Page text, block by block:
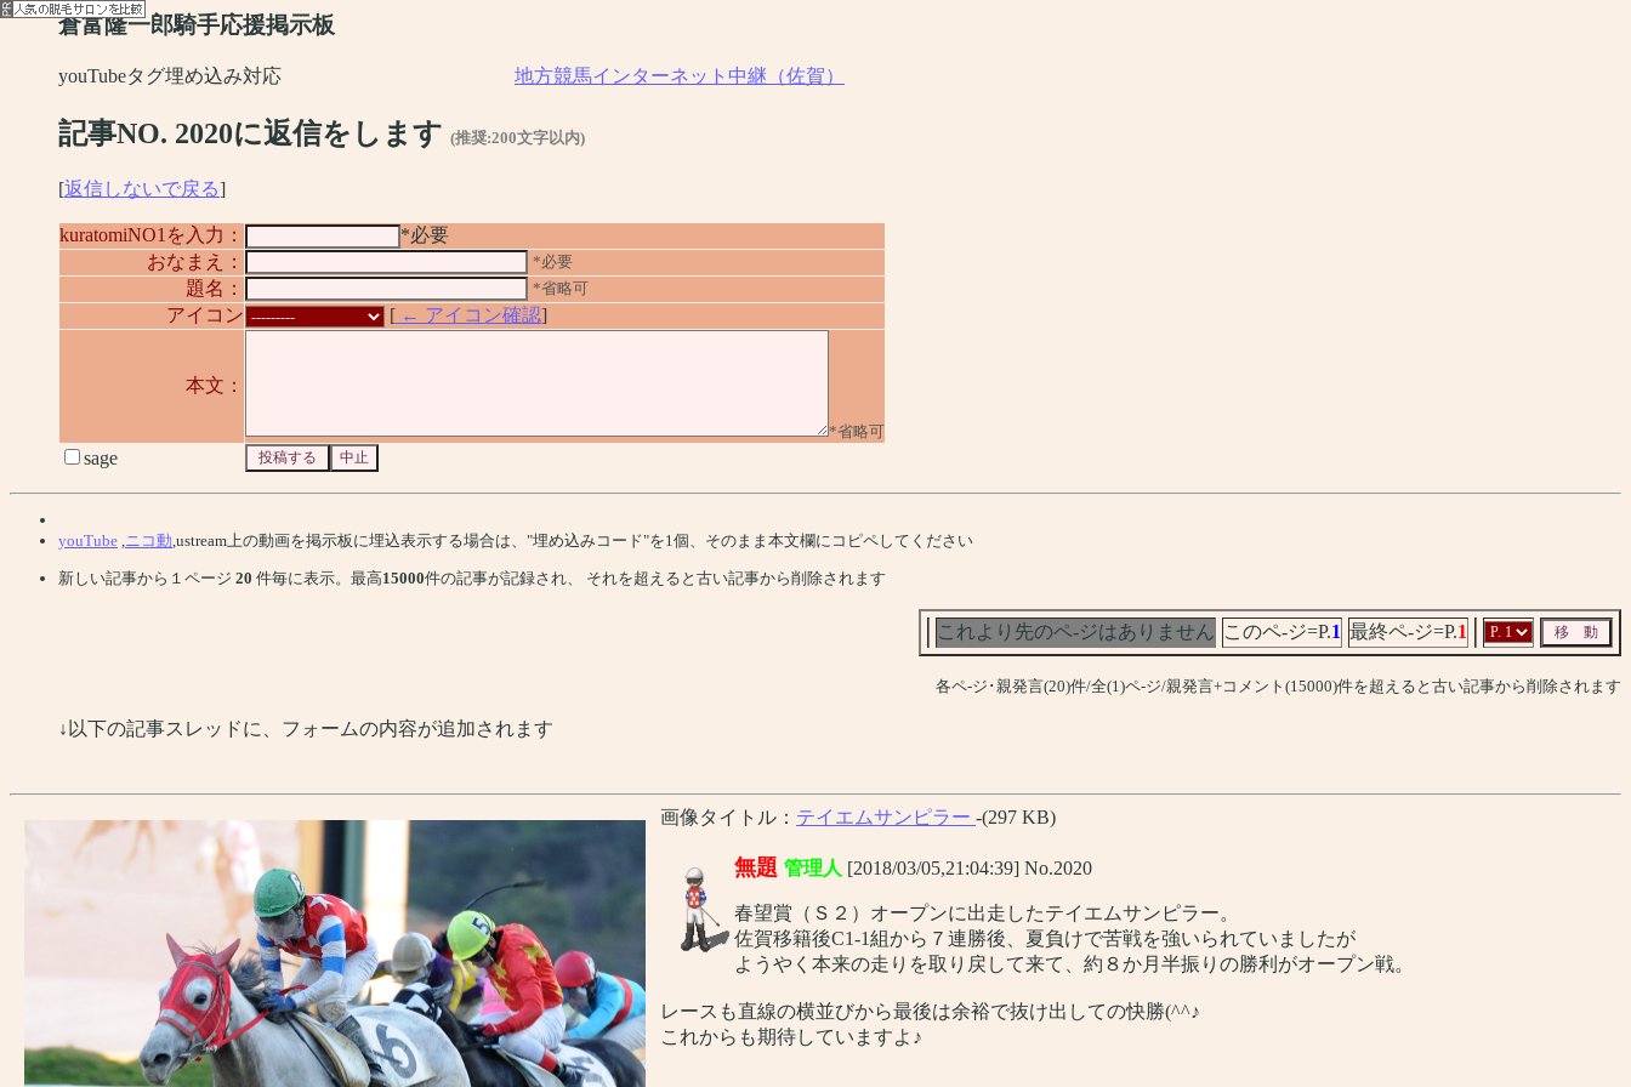
倉富隆一郎騎手応援掲示板
youTubeタグ埋め込み対応 地方競馬インターネット中継（佐賀）
記事NO. 2020に返信をします (推奨:200文字以内)
[返信しないで戻る]
kuratomiNO1を入力：
*必要
おなまえ：
*必要
題名： *省略可
アイコン [ ← アイコン確認]
本文：
*省略可
sage
youTube ニコ動 ,ustream上の動画を掲示板に埋込表示する場合は、"埋め込みコード"を1個、そのまま本文欄にコピペしてください
新しい記事から１ページ 20 件毎に表示。最高15000件の記事が記録され、 それを超えると古い記事から削除されます
これより先のペ-ジはありません このペ-ジ=P.1 最終ペ-ジ=P.1
各ペ-ジ･親発言(20)件/全(1)ペ-ジ/親発言+コメント(15000)件を超えると古い記事から削除されます
↓以下の記事スレッドに、フォームの内容が追加されます
画像タイトル： テイエムサンピラー -(297 KB)
無題 管理人 [2018/03/05,21:04:39] No.2020
春望賞（Ｓ２）オープンに出走したテイエムサンピラー。
佐賀移籍後C1-1組から７連勝後、夏負けで苦戦を強いられていましたが
ようやく本来の走りを取り戻して来て、約８か月半振りの勝利がオープン戦。
レースも直線の横並びから最後は余裕で抜け出しての快勝(^^♪
これからも期待していますよ♪